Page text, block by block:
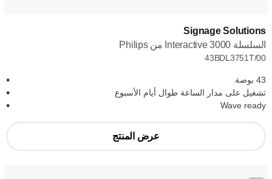
Signage Solutions
السلسلة Interactive 3000 من Philips
43BDL3751T/00
43 بوصة
تشغيل على مدار الساعة طوال أيام الأسبوع
Wave ready
عرض المنتج